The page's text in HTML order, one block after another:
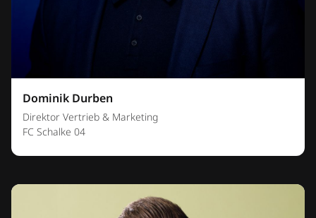
Dominik Durben
Direktor Vertrieb & Marketing
FC Schalke 04